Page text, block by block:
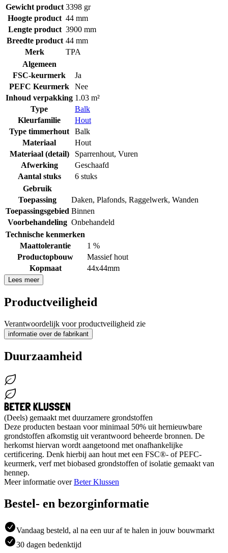
Gewicht product 3398 gr
Hoogte product 44 mm
Lengte product 3900 mm
Breedte product 44 mm
Merk
TPA
Algemeen
FSC-keurmerk
Ja
PEFC Keurmerk
Nee
Inhoud verpakking 1.03 m²
Type
Balk
Kleurfamilie
Hout
Type timmerhout
Balk
Materiaal
Hout
Materiaal (detail)
Sparrenhout, Vuren
Afwerking
Geschaafd
Aantal stuks
6 stuks
Gebruik
Toepassing
Daken, Plafonds, Raggelwerk, Wanden
Toepassingsgebied Binnen
Voorbehandeling Onbehandeld
Technische kenmerken
Maattolerantie
1 %
Productopbouw
Massief hout
Kopmaat
44x44mm
Lees meer
Productveiligheid
Verantwoordelijk voor productveiligheid zie
informatie over de fabrikant
Duurzaamheid
(Deels) gemaakt met duurzamere grondstoffen
Deze producten bestaan voor minimaal 50% uit hernieuwbare
grondstoffen afkomstig uit verantwoord beheerde bronnen. De
herkomst hiervan wordt aangetoond met onafhankelijke
certificering. Denk hierbij aan hout met een FSC®- of PEFC-
keurmerk, verf met biobased grondstoffen of isolatie gemaakt van
hennep.
Meer informatie overBeter Klussen
Bestel- en bezorginformatie
Vandaag besteld, al na een uur af te halen in jouw bouwmarkt
30 dagen bedenktijd